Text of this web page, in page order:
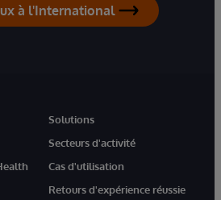
à l'International
Solutions
Secteurs d'activité
Cas d'utilisation
Retours d'expérience réussie